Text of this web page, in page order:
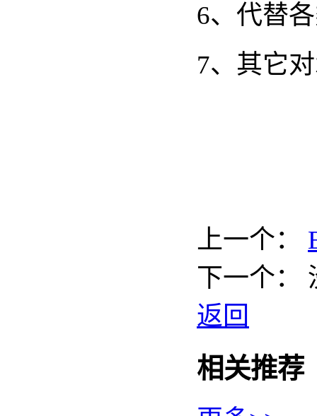
6、代替
7、其它
上一个：
下一个：
返回
相关推荐